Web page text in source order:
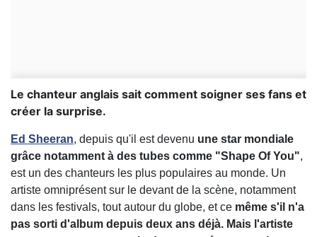
Le chanteur anglais sait comment soigner ses fans et
créer la surprise.
Ed Sheeran, depuis qu'il est devenu une star mondiale
grâce notamment à des tubes comme "Shape Of You",
est un des chanteurs les plus populaires au monde. Un
artiste omniprésent sur le devant de la scène, notamment
dans les festivals, tout autour du globe, et ce même s'il n'a
pas sorti d'album depuis deux ans déjà. Mais l'artiste